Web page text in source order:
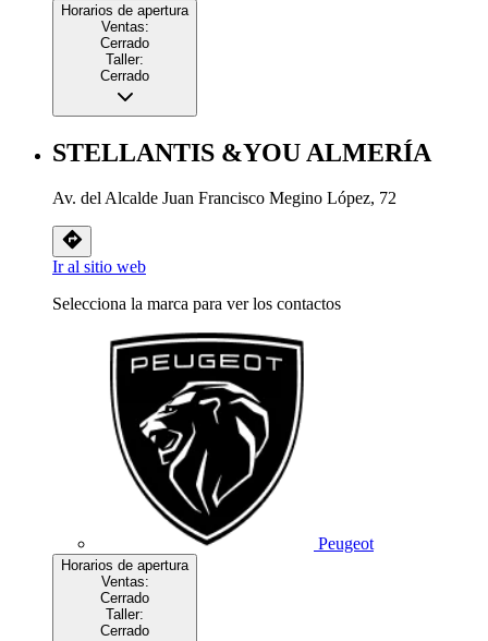
Horarios de apertura
Ventas:
Cerrado
Taller:
Cerrado
STELLANTIS &YOU ALMERÍA
Av. del Alcalde Juan Francisco Megino López, 72
Ir al sitio web
Selecciona la marca para ver los contactos
Peugeot
Horarios de apertura
Ventas:
Cerrado
Taller:
Cerrado